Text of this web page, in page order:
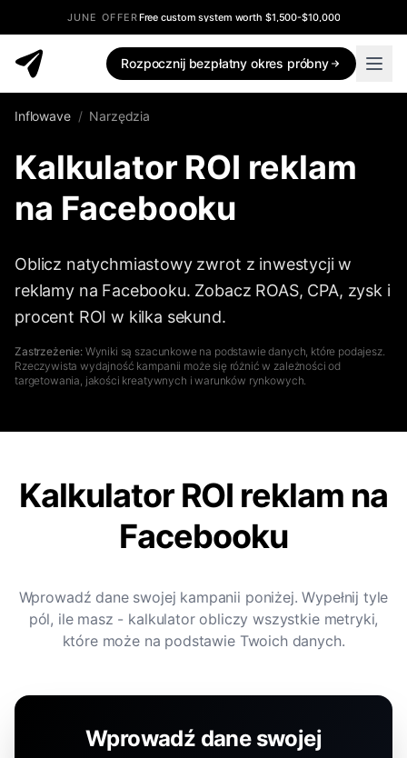
JUNE OFFERFree custom system worth $1,500-$10,000
Rozpocznij bezpłatny okres próbny
Inflowave / Narzędzia
Kalkulator ROI reklam
na Facebooku
Oblicz natychmiastowy zwrot z inwestycji w
reklamy na Facebooku. Zobacz ROAS, CPA, zysk i
procent ROI w kilka sekund.
Zastrzeżenie: Wyniki są szacunkowe na podstawie danych, które podajesz.
Rzeczywista wydajność kampanii może się różnić w zależności od
targetowania, jakości kreatywnych i warunków rynkowych.
Kalkulator ROI reklam na
Facebooku
Wprowadź dane swojej kampanii poniżej. Wypełnij tyle
pól, ile masz - kalkulator obliczy wszystkie metryki,
które może na podstawie Twoich danych.
Wprowadź dane swojej